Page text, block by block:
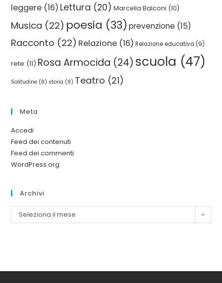
leggere (16) Lettura (20) Marcella Balconi (10)
Musica (22) poesia (33) prevenzione (15)
Racconto (22) Relazione (16) Relazione educativa (9)
rete (11) Rosa Armocida (24) scuola (47)
Solitudine (8) storia (8) Teatro (21)
Meta
Accedi
Feed dei contenuti
Feed dei commenti
WordPress.org
Archivi
Seleziona il mese